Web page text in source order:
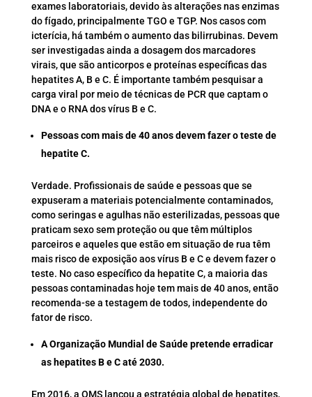
exames laboratoriais, devido às alterações nas enzimas
do fígado, principalmente TGO e TGP. Nos casos com
icterícia, há também o aumento das bilirrubinas. Devem
ser investigadas ainda a dosagem dos marcadores
virais, que são anticorpos e proteínas específicas das
hepatites A, B e C. É importante também pesquisar a
carga viral por meio de técnicas de PCR que captam o
DNA e o RNA dos vírus B e C.
Pessoas com mais de 40 anos devem fazer o teste de
hepatite C.
Verdade. Profissionais de saúde e pessoas que se
expuseram a materiais potencialmente contaminados,
como seringas e agulhas não esterilizadas, pessoas que
praticam sexo sem proteção ou que têm múltiplos
parceiros e aqueles que estão em situação de rua têm
mais risco de exposição aos vírus B e C e devem fazer o
teste. No caso específico da hepatite C, a maioria das
pessoas contaminadas hoje tem mais de 40 anos, então
recomenda-se a testagem de todos, independente do
fator de risco.
A Organização Mundial de Saúde pretende erradicar
as hepatites B e C até 2030.
Em 2016, a OMS lançou a estratégia global de hepatites,